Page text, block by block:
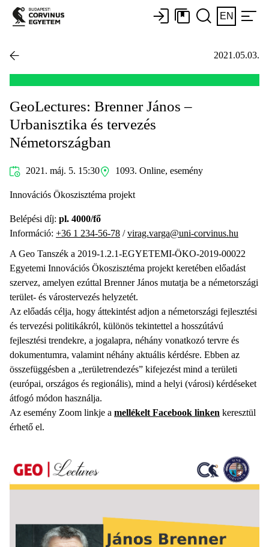
EN
2021.05.03.
GeoLectures: Brenner János –
Urbanisztika és tervezés
Németországban
2021. máj. 5. 15:30 1093. Online, esemény
Innovációs Ökoszisztéma projekt
Belépési díj: pl. 4000/fő
Információ: +36 1 234-56-78 /virag.varga@uni-corvinus.hu
A Geo Tanszék a 2019-1.2.1-EGYETEMI-ÖKO-2019-00022
Egyetemi Innovációs Ökoszisztéma projekt keretében előadást
szervez, amelyen ezúttal Brenner János mutatja be a németországi
terület- és várostervezés helyzetét.
Az előadás célja, hogy áttekintést adjon a németországi fejlesztési
és tervezési politikákról, különös tekintettel a hosszútávú
fejlesztési trendekre, a jogalapra, néhány vonatkozó tervre és
dokumentumra, valamint néhány aktuális kérdésre. Ebben az
összefüggésben a „területrendezés” kifejezést mind a területi
(európai, országos és regionális), mind a helyi (városi) kérdéseket
átfogó módon használja.
Az esemény Zoom linkje a mellékelt Facebook linken keresztül
érhető el.